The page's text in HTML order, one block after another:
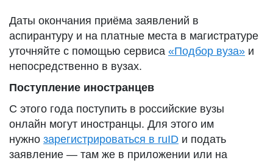
Даты окончания приёма заявлений в
аспирантуру и на платные места в магистратуре
уточняйте с помощью сервиса «Подбор вуза» и
непосредственно в вузах.
Поступление иностранцев
С этого года поступить в российские вузы
онлайн могут иностранцы. Для этого им
нужно зарегистрироваться в ruID и подать
заявление — там же в приложении или на